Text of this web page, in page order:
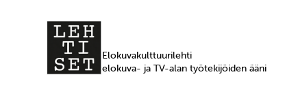
Elokuvakulttuurilehti
elokuva- ja TV-alan työtekijöiden ääni